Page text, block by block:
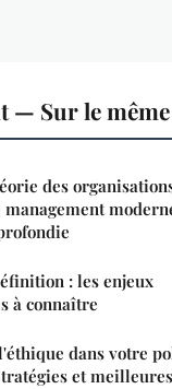
— Sur le
des
: les enjeux
à connaître
dans votre
et